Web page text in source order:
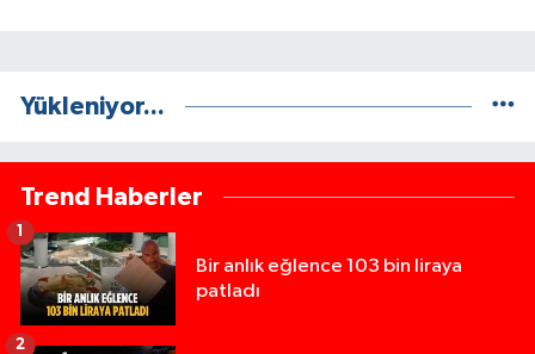
Yükleniyor...
Trend Haberler
Bir anlık eğlence 103 bin liraya
patladı
1
2